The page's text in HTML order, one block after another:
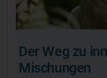
Der Weg zu
Mischungen